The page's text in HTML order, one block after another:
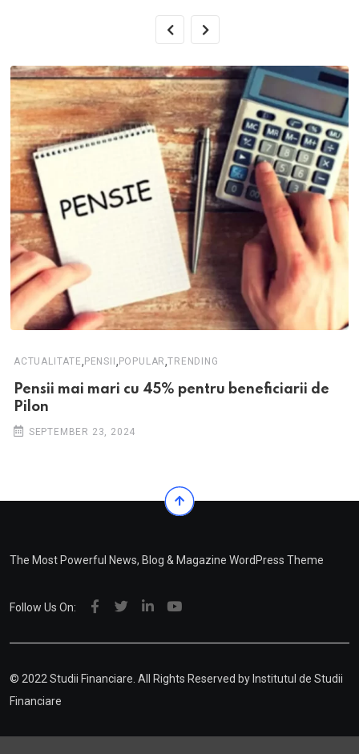
ACTUALITATE, PENSII , POPULAR,TRENDING
Pensii mai mari cu 45% pentru beneficiarii de
Pilon
SEPTEMBER 23, 2024
The Most Powerful News, Blog & Magazine WordPress Theme
Follow Us On:
© 2022 Studii Financiare. All Rights Reserved by Institutul de Studii
Financiare